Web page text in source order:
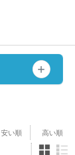
安い順 高い順